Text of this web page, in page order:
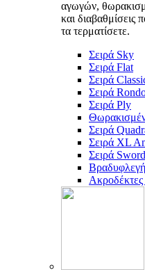
αγωγών,
και διαβαθμίσεις
τα τερματίσετε.
Σειρά Sky
Σειρά Flat
Σειρά
Σειρά
Σειρά Ply
Σειρά
Σειρά XL
Σειρά Sword